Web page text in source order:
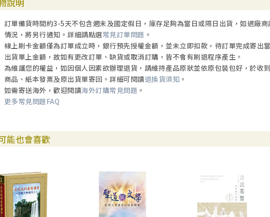
旬期第二十六主日（基督君王主日）：萬王之王與我何干？ /328
訂單備貨時間約3-5天不包含週末及國定假日，庫存足夠為當日或隔日出貨，如遇廠
情況，將另行通知。詳細請點選常見訂單問題 。
線上刷卡金額僅為訂單成立時，銀行預先授權金額，並未立即扣款，待訂單完成寄出
出貨單上金額，故如有更改訂單、缺貨或取消訂購，皆不會有刷退程序產生。
為維護您的權益，如因個人因素欲辦理退貨，請維持產品原狀並依原包裝包好，於收
商品、紙本發票及原出貨單寄回。詳細可閱讀退換貨須知 。
如需寄送海外，歡迎閱讀海外訂購常見問題 。
更多常見問題FAQ
能也會喜歡